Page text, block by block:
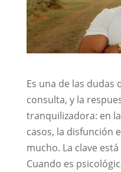
Es una de las dudas
consulta, y la
tranquilizadora: en
casos, la disfunción
mucho. La clave
Cuando es